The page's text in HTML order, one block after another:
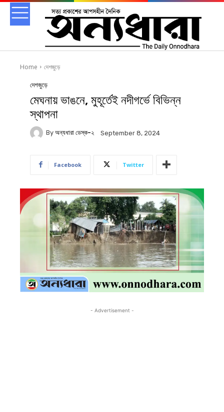
Home দেশজুড়ে
দেশজুড়ে
মেঘনায় ভাঙনে, মুহূর্তেই নদীগর্ভে বিভিন্ন
স্থাপনা
By অন্যধারা ডেস্ক-২ September 8, 2024
Facebook Twitter
- Advertisement -